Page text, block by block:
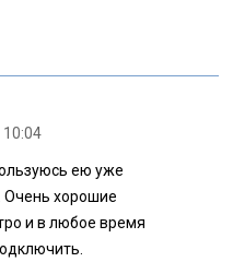
10:04
ею уже
Очень хорошие
и в любое время